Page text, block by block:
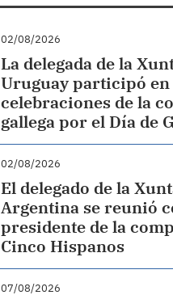
02/08/2026
La delegada de la
Uruguay participó en
celebraciones de la
gallega por el Día de
02/08/2026
El delegado de la
Argentina se reunió
presidente de la
Cinco Hispanos
07/08/2026